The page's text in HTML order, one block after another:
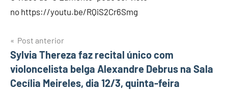
no https://youtu.be/RQiS2Cr6Smg
Navegação
de
Post anterior
Sylvia Thereza faz recital único com
violoncelista belga Alexandre Debrus na Sala
Cecília Meireles, dia 12/3, quinta-feira